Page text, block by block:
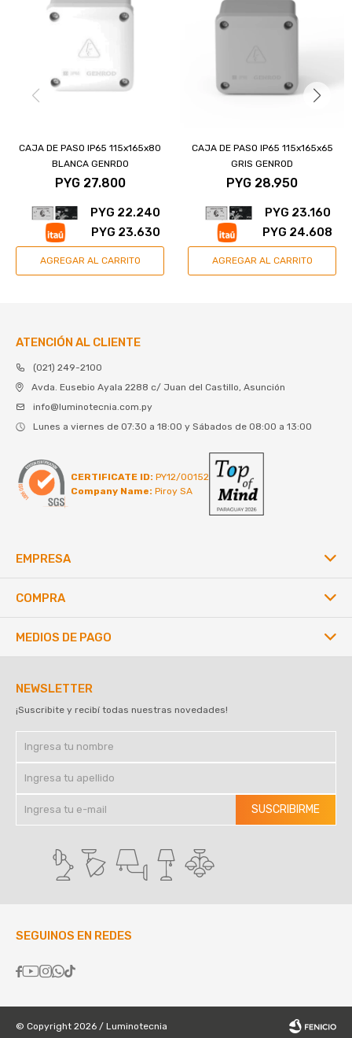
CAJA DE PASO IP65 115x165x80
BLANCA GENRDO
PYG 27.800
PYG 22.240
PYG 23.630
CAJA DE PASO IP65 115x165x65
GRIS GENROD
PYG 28.950
PYG 23.160
PYG 24.608
ATENCIÓN AL CLIENTE
(021) 249-2100
Avda. Eusebio Ayala 2288 c/ Juan del Castillo, Asunción
info@luminotecnia.com.py
Lunes a viernes de 07:30 a 18:00 y Sábados de 08:00 a 13:00
CERTIFICATE ID: PY12/00152
Company Name: Piroy SA
EMPRESA
COMPRA
NEWSLETTER
¡Suscribite y recibí todas nuestras novedades!
SUSCRIBIRME
SEGUINOS EN REDES

MEDIOS DE PAGO
© Copyright 2026 / Luminotecnia